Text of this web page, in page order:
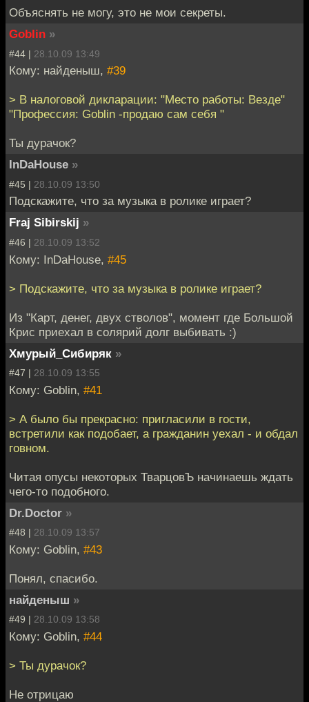
Объяснять не могу, это не мои секреты.
Goblin »
#44 | 28.10.09 13:49
Кому: найденыш, #39
> В налоговой дикларации: "Место работы: Везде"
"Профессия: Goblin -продаю сам себя "
Ты дурачок?
InDaHouse »
#45 | 28.10.09 13:50
Подскажите, что за музыка в ролике играет?
Fraj Sibirskij »
#46 | 28.10.09 13:52
Кому: InDaHouse, #45
> Подскажите, что за музыка в ролике играет?
Из "Карт, денег, двух стволов", момент где Большой
Крис приехал в солярий долг выбивать :)
Хмурый_Сибиряк »
#47 | 28.10.09 13:55
Кому: Goblin, #41
> А было бы прекрасно: пригласили в гости,
встретили как подобает, а гражданин уехал - и обдал
говном.
Читая опусы некоторых ТварцовЪ начинаешь ждать
чего-то подобного.
Dr.Doctor »
#48 | 28.10.09 13:57
Кому: Goblin, #43
Понял, спасибо.
найденыш »
#49 | 28.10.09 13:58
Кому: Goblin, #44
> Ты дурачок?
Не отрицаю